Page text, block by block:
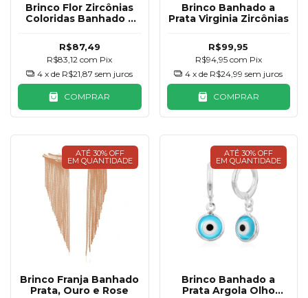
Brinco Flor Zircônias
Coloridas Banhado a
R$87,49
R$83,12com Pix
4 x de R$21,87 sem juros
COMPRAR
Brinco Banhado a
Prata Virginia Zircônias
R$99,95
R$94,95 com Pix
4 x de R$24,99 sem juros
COMPRAR
ATÉ 30% OFF
EM QUANTIDADE
Brinco Franja Banhado
Prata, Ouro e Rose
ATÉ 30% OFF
EM QUANTIDADE
Brinco Banhado a
Prata Argola Olho